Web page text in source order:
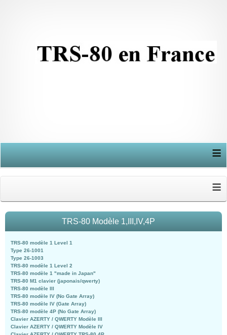
≡
≡
TRS-80 Modèle 1,III,IV,4P
TRS-80 modèle 1 Level 1
Type 26-1001
Type 26-1003
TRS-80 modèle 1 Level 2
TRS-80 modèle 1 "made in Japan"
TRS-80 M1 clavier (japonais/qwerty)
TRS-80 modèle III
TRS-80 modèle IV (No Gate Array)
TRS-80 modèle IV (Gate Array)
TRS-80 modèle 4P (No Gate Array)
Clavier AZERTY / QWERTY Modèle III
Clavier AZERTY / QWERTY Modèle IV